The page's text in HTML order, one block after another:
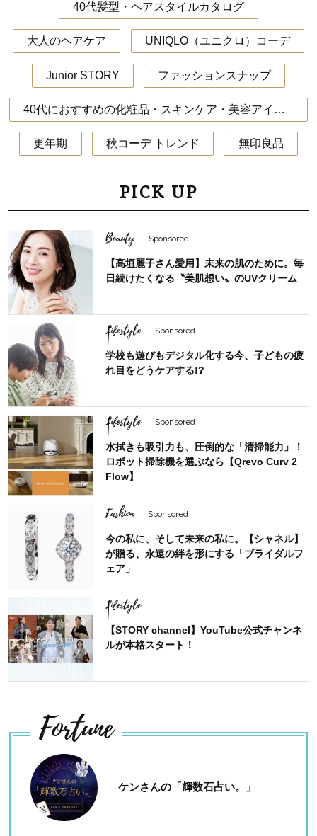
40代髪型・ヘアスタイルカタログ
大人のヘアケア UNIQLO（ユニクロ）コーデ
Junior STORY ファッションスナップ
40代におすすめの化粧品・スキンケア・美容アイテム
更年期 秋コーデ トレンド 無印良品
PICK UP
Beauty Sponsored
【高垣麗子さん愛用】未来の肌のために。毎
日続けたくなる〝美肌想い〟のUVクリーム
Lifestyle Sponsored
学校も遊びもデジタル化する今、子どもの疲
れ目をどうケアする!?
Lifestyle Sponsored
水拭きも吸引力も、圧倒的な「清掃能力」！
ロボット掃除機を選ぶなら【Qrevo Curv 2
Flow】
Fashion Sponsored
今の私に、そして未来の私に。【シャネル】
が贈る、永遠の絆を形にする「ブライダルフ
ェア」
Lifestyle
【STORY channel】YouTube公式チャンネ
ルが本格スタート！
Fortune
ケンさんの「輝数石占い。」